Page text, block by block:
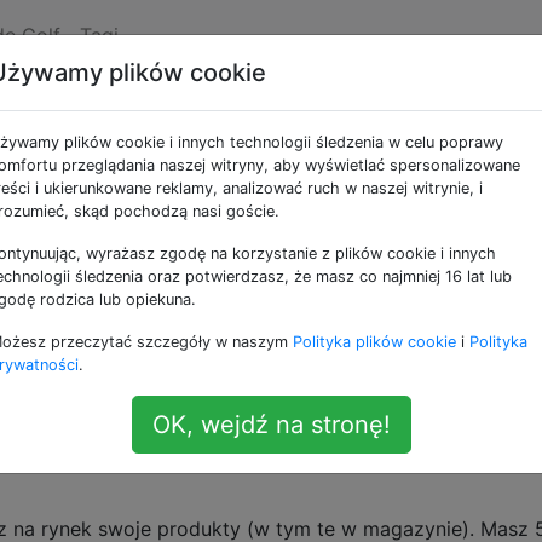
Golf Tagi
mając nadzieję na zysk. Istnieje 5 dóbr, które ludzie
łuczniki. Poczynając od zimy, musisz
i spędzasz dni handlując dla zysku.
produktu w magazynie. Każdego roku zużyjesz 2
produktów wraz z ilością, jaką będziesz w stanie
D,4-E
. Następnie zwrócisz litery od A do E
na rynek swoje produkty (w tym te w magazynie). Masz
plików cookie
plików cookie i innych technologii śledzenia w celu poprawy
przeglądania naszej witryny, aby wyświetlać spersonalizowane
i ukierunkowane reklamy, analizować ruch w naszej witrynie, i
skąd pochodzą nasi goście.
wyrażasz zgodę na korzystanie z plików cookie i innych
śledzenia oraz potwierdzasz, że masz co najmniej 16 lat lub
rodzica lub opiekuna.
przeczytać szczegóły w naszym Polityka plików cookie i Polityka
.
OK, wejdź na stronę!